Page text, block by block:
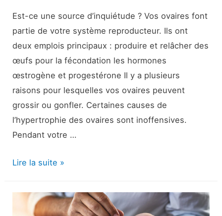
Est-ce une source d’inquiétude ? Vos ovaires font
partie de votre système reproducteur. Ils ont
deux emplois principaux : produire et relâcher des
œufs pour la fécondation les hormones
œstrogène et progestérone Il y a plusieurs
raisons pour lesquelles vos ovaires peuvent
grossir ou gonfler. Certaines causes de
l’hypertrophie des ovaires sont inoffensives.
Pendant votre …
Ovaires
:
Causes,
Lire la suite »